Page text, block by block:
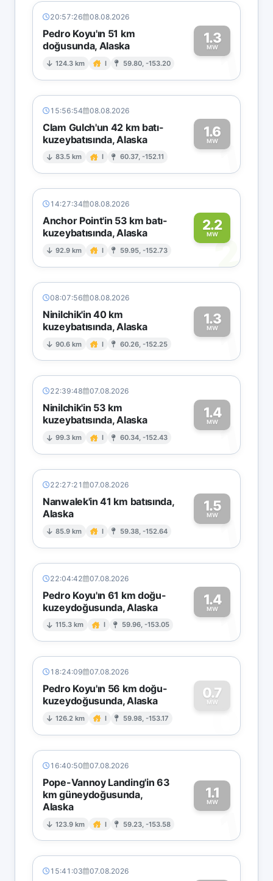
20:57:26 08.08.2026
Pedro Koyu'ın 51 km
doğusunda, Alaska
124.3 km I 59.80, -153.20
1.3
MW1
15:56:54 08.08.2026
Clam Gulch'un 42 km batı-
kuzeybatısında, Alaska
83.5 km I 60.37, -152.11
1.6
MW1
14:27:34 08.08.2026
Anchor Point'in 53 km batı-
kuzeybatısında, Alaska
92.9 km I 59.95, -152.73
2.2
MW
2
08:07:56 08.08.2026
Ninilchik'in 40 km
kuzeybatısında, Alaska
90.6 km I 60.26, -152.25
1.3
MW1
22:39:48 07.08.2026
Ninilchik'in 53 km
kuzeybatısında, Alaska
99.3 km I 60.34, -152.43
1.4
MW1
22:27:21 07.08.2026
Nanwalek'in 41 km batısında,
Alaska
85.9 km I 59.38, -152.64
1.5
MW1
22:04:42 07.08.2026
Pedro Koyu'ın 61 km doğu-
kuzeydoğusunda, Alaska
115.3 km I 59.96, -153.05
1.4
MW1
18:24:09 07.08.2026
Pedro Koyu'ın 56 km doğu-
kuzeydoğusunda, Alaska
126.2 km I 59.98, -153.17
0.7
MW
0
16:40:50 07.08.2026
Pope-Vannoy Landing'in 63
km güneydoğusunda,
Alaska
123.9 km I 59.23, -153.58
1.1
MW
1
15:41:03 07.08.2026